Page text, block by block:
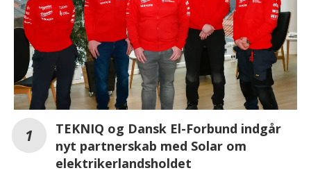
TEKNIQ og Dansk El-Forbund indgår
nyt partnerskab med Solar om
elektrikerlandsholdet